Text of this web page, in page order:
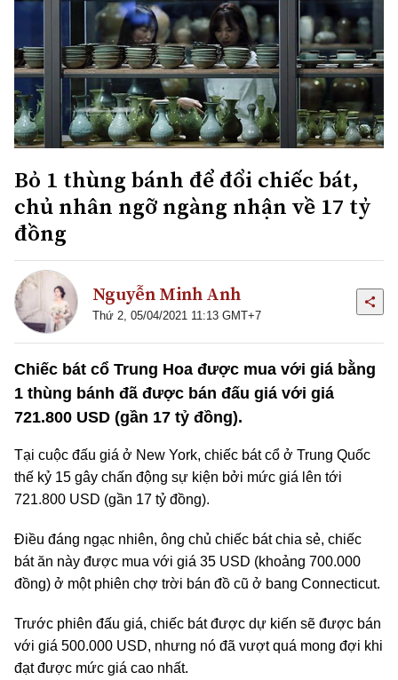
Bỏ 1 thùng bánh để đổi chiếc bát,
chủ nhân ngỡ ngàng nhận về 17 tỷ
đồng
Nguyễn Minh Anh
Thứ 2, 05/04/2021 11:13 GMT+7
Chiếc bát cổ Trung Hoa được mua với giá bằng
1 thùng bánh đã được bán đấu giá với giá
721.800 USD (gần 17 tỷ đồng).
Tại cuộc đấu giá ở New York, chiếc bát cổ ở Trung Quốc
thế kỷ 15 gây chấn động sự kiện bởi mức giá lên tới
721.800 USD (gần 17 tỷ đồng).
Điều đáng ngạc nhiên, ông chủ chiếc bát chia sẻ, chiếc
bát ăn này được mua với giá 35 USD (khoảng 700.000
đồng) ở một phiên chợ trời bán đồ cũ ở bang Connecticut.
Trước phiên đấu giá, chiếc bát được dự kiến sẽ được bán
với giá 500.000 USD, nhưng nó đã vượt quá mong đợi khi
đạt được mức giá cao nhất.